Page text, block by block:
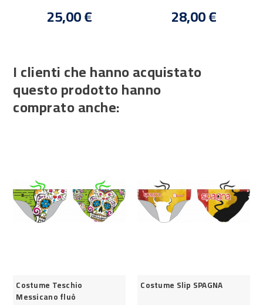
25,00 € 28,00 €
I clienti che hanno acquistato
questo prodotto hanno
comprato anche:
Costume Teschio
Messicano fluò
Costume Slip SPAGNA